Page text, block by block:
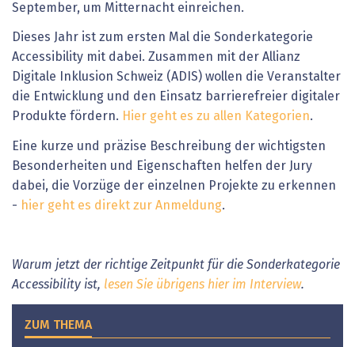
September, um Mitternacht einreichen.
Dieses Jahr ist zum ersten Mal die Sonderkategorie
Accessibility mit dabei. Zusammen mit der Allianz
Digitale Inklusion Schweiz (ADIS) wollen die Veranstalter
die Entwicklung und den Einsatz barrierefreier digitaler
Produkte fördern. Hier geht es zu allen Kategorien.
Eine kurze und präzise Beschreibung der wichtigsten
Besonderheiten und Eigenschaften helfen der Jury
dabei, die Vorzüge der einzelnen Projekte zu erkennen
- hier geht es direkt zur Anmeldung.
Warum jetzt der richtige Zeitpunkt für die Sonderkategorie
Accessibility ist, lesen Sie übrigens hier im Interview.
ZUM THEMA